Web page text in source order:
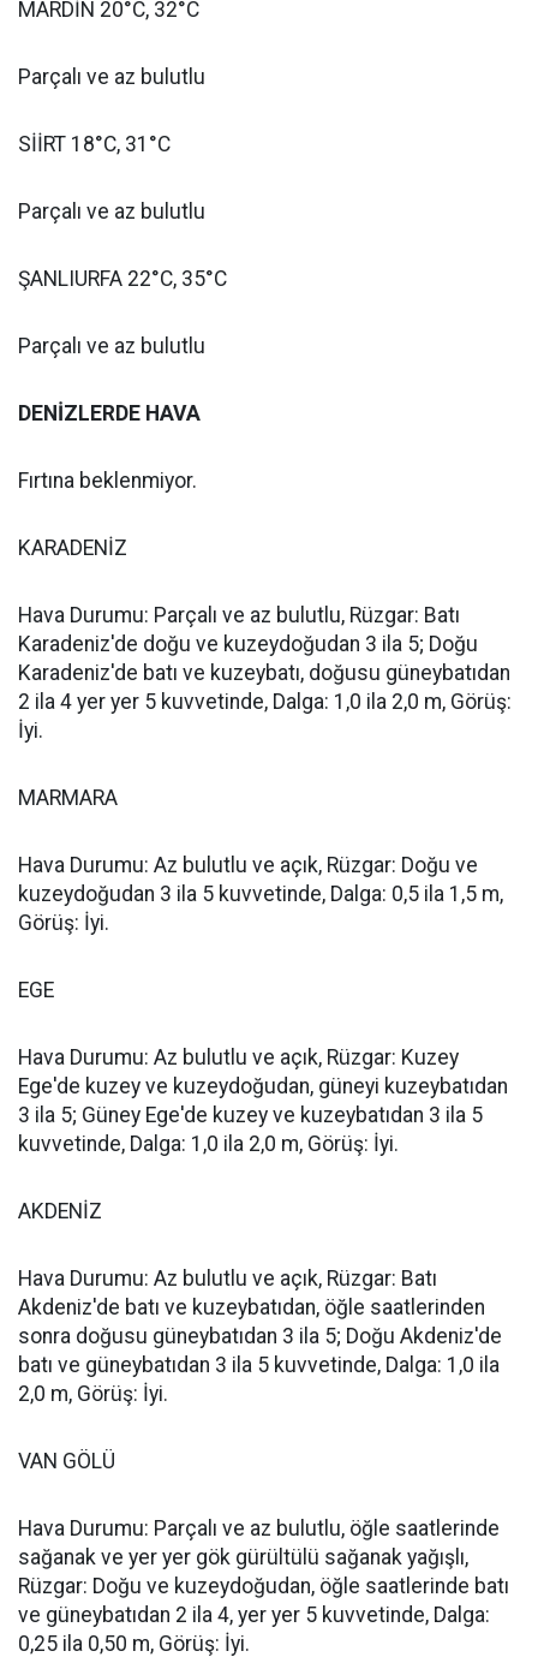
MARDİN 20°C, 32°C
Parçalı ve az bulutlu
SİİRT 18°C, 31°C
Parçalı ve az bulutlu
ŞANLIURFA 22°C, 35°C
Parçalı ve az bulutlu
DENİZLERDE HAVA
Fırtına beklenmiyor.
KARADENİZ
Hava Durumu: Parçalı ve az bulutlu, Rüzgar: Batı
Karadeniz'de doğu ve kuzeydoğudan 3 ila 5; Doğu
Karadeniz'de batı ve kuzeybatı, doğusu güneybatıdan
2 ila 4 yer yer 5 kuvvetinde, Dalga: 1,0 ila 2,0 m, Görüş:
İyi.
MARMARA
Hava Durumu: Az bulutlu ve açık, Rüzgar: Doğu ve
kuzeydoğudan 3 ila 5 kuvvetinde, Dalga: 0,5 ila 1,5 m,
Görüş: İyi.
EGE
Hava Durumu: Az bulutlu ve açık, Rüzgar: Kuzey
Ege'de kuzey ve kuzeydoğudan, güneyi kuzeybatıdan
3 ila 5; Güney Ege'de kuzey ve kuzeybatıdan 3 ila 5
kuvvetinde, Dalga: 1,0 ila 2,0 m, Görüş: İyi.
AKDENİZ
Hava Durumu: Az bulutlu ve açık, Rüzgar: Batı
Akdeniz'de batı ve kuzeybatıdan, öğle saatlerinden
sonra doğusu güneybatıdan 3 ila 5; Doğu Akdeniz'de
batı ve güneybatıdan 3 ila 5 kuvvetinde, Dalga: 1,0 ila
2,0 m, Görüş: İyi.
VAN GÖLÜ
Hava Durumu: Parçalı ve az bulutlu, öğle saatlerinde
sağanak ve yer yer gök gürültülü sağanak yağışlı,
Rüzgar: Doğu ve kuzeydoğudan, öğle saatlerinde batı
ve güneybatıdan 2 ila 4, yer yer 5 kuvvetinde, Dalga:
0,25 ila 0,50 m, Görüş: İyi.